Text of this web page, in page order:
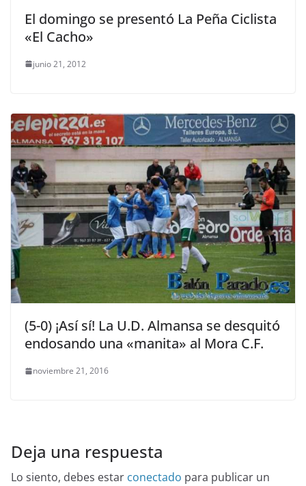
El domingo se presentó La Peña Ciclista
«El Cacho»
junio 21, 2012
(5-0) ¡Así sí! La U.D. Almansa se desquitó
endosando una «manita» al Mora C.F.
noviembre 21, 2016
Deja una respuesta
Lo siento, debes estar conectado para publicar un